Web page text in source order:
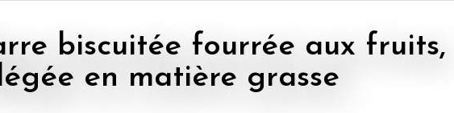
en matière grasse